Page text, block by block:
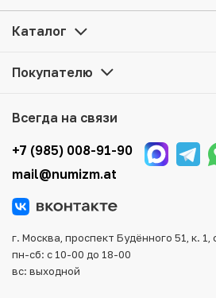
Купить 10 сен 1905 года Япония
цене можно в нашем интернет-магазине
нашем складе.
того, возможен самовывоз товара
Для вашего удобства
оплаты и доставки заказа. Все
тщательно упаковываются, что
Каталог
Покупателю
Всегда на связи
+7 (985) 008-91-90
mail@numizm.at
г. Москва, проспект Будённого 51, к. 1,
пн-сб: с 10-00 до 18-00
вс: выходной